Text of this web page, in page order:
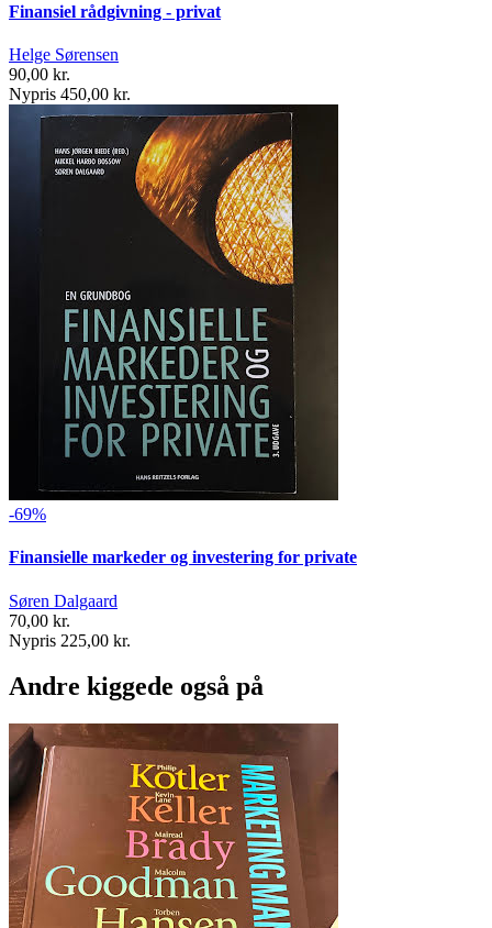
Finansiel rådgivning - privat
Helge Sørensen
90,00 kr.
Nypris 450,00 kr.
-69%
Finansielle markeder og investering for private
Søren Dalgaard
70,00 kr.
Nypris 225,00 kr.
Andre kiggede også på